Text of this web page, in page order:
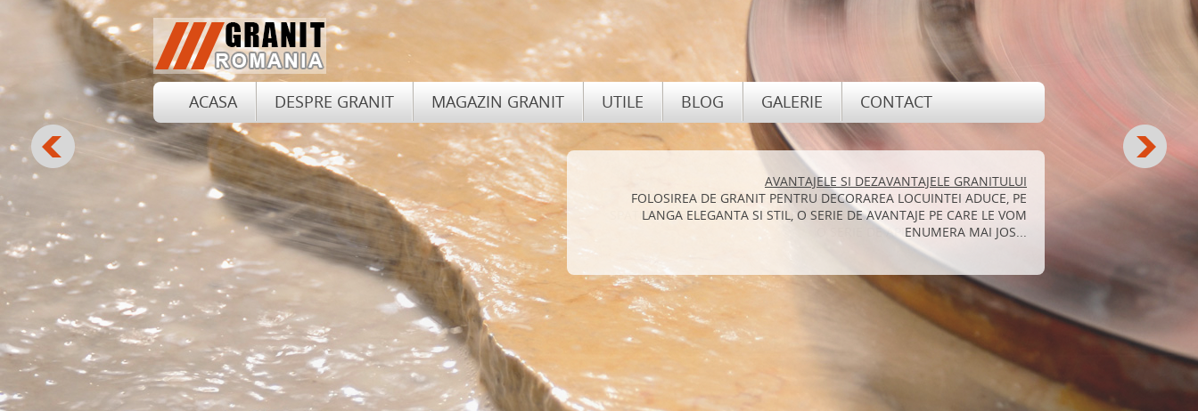
ACASA DESPRE GRANIT MAGAZIN GRANIT UTILE BLOG GALERIE CONTACT
AVANTAJELE SI DEZAVANTAJELE GRANITULUI
FOLOSIREA DE GRANIT PENTRU DECORAREA LOCUINTEI ADUCE, PE
LANGA ELEGANTA SI STIL, O SERIE DE AVANTAJE PE CARE LE VOM
ENUMERA MAI JOS...